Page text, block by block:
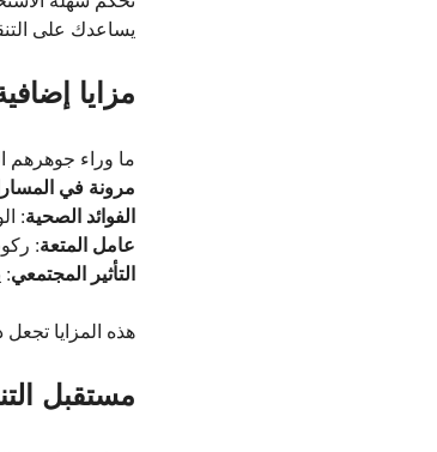
يساعدك على
مزايا
ما وراء جوهرهم
مرونة في
الفوائد الصحية:
عامل المتعة:
التأثير المجتمعي:
هذه المزايا
مستقبل